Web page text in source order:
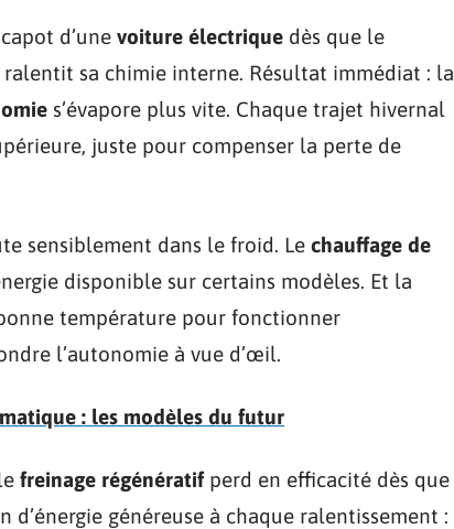
d’une voiture électrique dès que le
ralentit sa chimie interne. Résultat immédiat : la
s’évapore plus vite. Chaque trajet hivernal
juste pour compenser la perte de
sensiblement dans le froid. Le chauffage de
disponible sur certains modèles. Et la
température pour fonctionner
l’autonomie à vue d’œil.
: les modèles du futur
freinage régénératifperd en efficacité dès que
généreuse à chaque ralentissement :